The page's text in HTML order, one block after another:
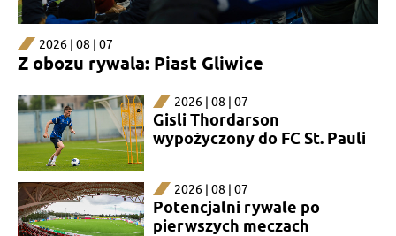
2026 | 08 | 07
Z obozu rywala: Piast Gliwice
2026 | 08 | 07
Gisli Thordarson
wypożyczony do FC St. Pauli
2026 | 08 | 07
Potencjalni rywale po
pierwszych meczach